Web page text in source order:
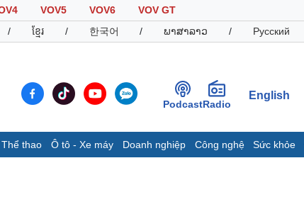
VOV5 VOV6
VOV GT
/ ខ្មែរ / 한국어 / ພາສາລາວ / Русский
PodcastRadio
English
Thể thao Ô tô - Xe máy Doanh nghiệp Công nghệ Sức khỏe